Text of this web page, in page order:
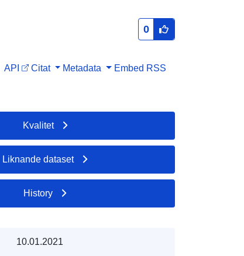
0
API Citat Metadata Embed RSS
Kvalitet
Liknande dataset
History
10.01.2021